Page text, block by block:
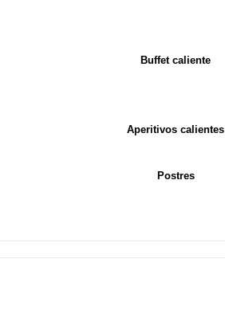
Buffet caliente
Aperitivos calientes
Postres